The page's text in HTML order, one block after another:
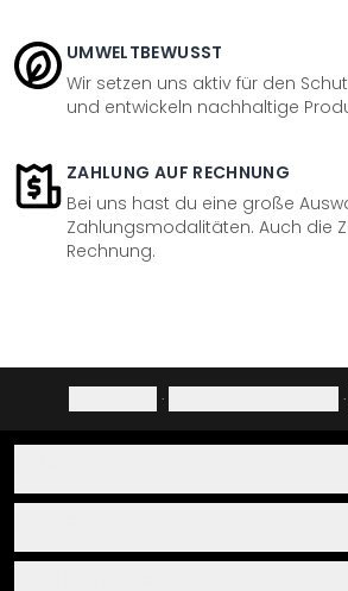
UMWELTBEWUSST
Wir setzen uns aktiv für den
und entwickeln nachhaltige
ZAHLUNG AUF RECHNUNG
Bei uns hast du eine große
Zahlungsmodalitäten. Auch die
Rechnung.
· ·
Über uns